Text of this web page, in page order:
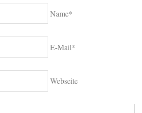
Name*
E-Mail*
Webseite